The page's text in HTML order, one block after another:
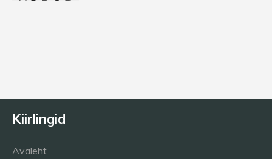
Kiirlingid
Avaleht